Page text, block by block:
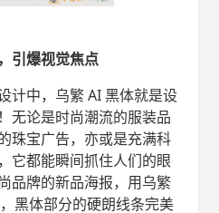
引爆视觉焦点
计中，乌繁 AI 黑体就是设
无论是时尚潮流的服装品
珠宝广告，亦或是充满科
它都能瞬间抓住人们的眼
品牌的新品海报，用乌繁
黑体部分的硬朗线条完美